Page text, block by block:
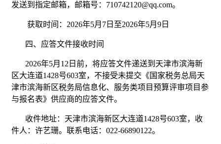
发送到指定邮箱，邮箱号：710742120@qq.com。
获取时间：2026年5月7日至2026年5月9日
四、应答文件接收时间
2026年5月12日前，将应答文件递送到天津市滨海新
区大连道1428号603室，不接受未提交《国家税务总局天
津市滨海新区税务局信息化、服务类项目预算评审项目参
与报名表》供应商的应答文件。
收件地址：天津市滨海新区大连道1428号603室，收
件人：许艺珊。联系电话：022-66890122。